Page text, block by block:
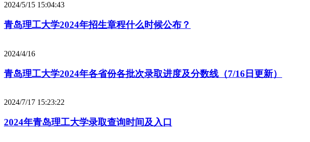
2024/5/15 15:04:43
青岛理工大学2024年招生章程什么时候公布？
2024/4/16
青岛理工大学2024年各省份各批次录取进度及分数线（7/16日更新）
2024/7/17 15:23:22
2024年青岛理工大学录取查询时间及入口